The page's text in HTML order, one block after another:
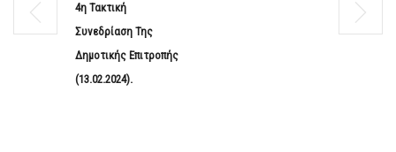
4η Τακτική
Συνεδρίαση Της
Δημοτικής Επιτροπής
(13.02.2024).